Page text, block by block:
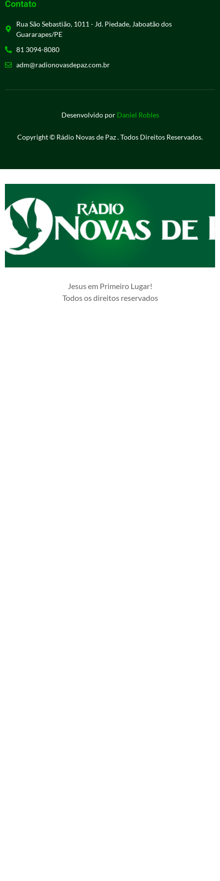
Contato
Rua São Sebastião, 1011 - Jd. Piedade, Jaboatão dos
Guararapes/PE
81 3094-8080
adm@radionovasdepaz.com.br
Desenvolvido por Daniel Robles
Copyright © Rádio Novas de Paz . Todos Direitos Reservados.
Jesus em Primeiro Lugar!
Todos os direitos reservados